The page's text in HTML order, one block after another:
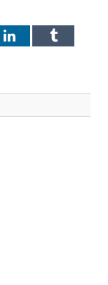
LinkedInTumblr